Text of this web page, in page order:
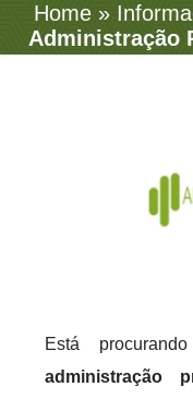
Home »
Administração
Está
administração